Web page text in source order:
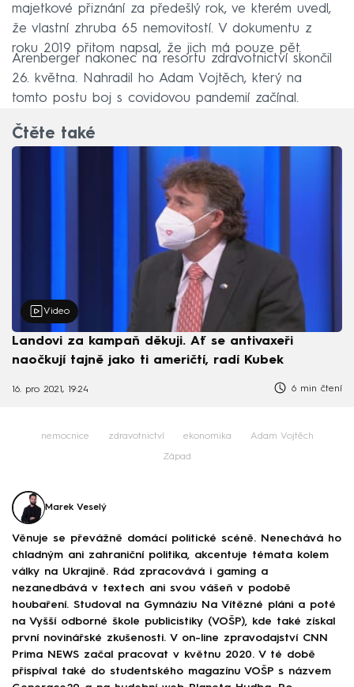
majetkové přiznání za předešlý rok, ve kterém uvedl,
že vlastní zhruba 65 nemovitostí. V dokumentu z
roku 2019 přitom napsal, že jich má pouze pět.
Arenberger nakonec na resortu zdravotnictví skončil
26. května. Nahradil ho Adam Vojtěch, který na
tomto postu boj s covidovou pandemií začínal.
Čtěte také
Video
Landovi za kampaň děkuji. Ať se antivaxeři
naočkují tajně jako ti američtí, radí Kubek
16. pro 2021, 19:24 6 min čtení
nemocnice zdravotnictví ekonomika Adam Vojtěch
Západ
Marek Veselý
Věnuje se převážně domácí politické scéně. Nenechává ho
chladným ani zahraniční politika, akcentuje témata kolem
války na Ukrajině. Rád zpracovává i gaming a
nezanedbává v textech ani svou vášeň v podobě
houbaření. Studoval na Gymnáziu Na Vítězné pláni a poté
na Vyšší odborné škole publicistiky (VOŠP), kde také získal
první novinářské zkušenosti. V on-line zpravodajství CNN
Prima NEWS začal pracovat v květnu 2020. V té době
přispíval také do studentského magazínu VOŠP s názvem